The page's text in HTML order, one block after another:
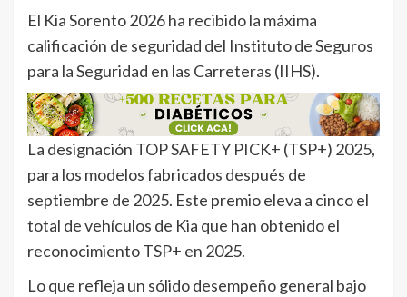
El Kia Sorento 2026 ha recibido la máxima
calificación de seguridad del Instituto de Seguros
para la Seguridad en las Carreteras (IIHS).
La designación TOP SAFETY PICK+ (TSP+) 2025,
para los modelos fabricados después de
septiembre de 2025. Este premio eleva a cinco el
total de vehículos de Kia que han obtenido el
reconocimiento TSP+ en 2025.
Lo que refleja un sólido desempeño general bajo